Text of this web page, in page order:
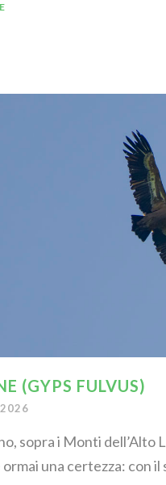
(GYPS FULVUS)
sopra i Monti dell’Alto
una certezza: con